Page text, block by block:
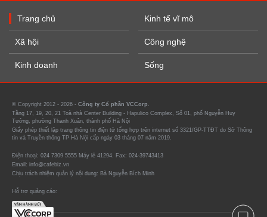
Trang chủ
Xã hội
Kinh doanh
Kinh tế vĩ mô
Công nghệ
Sống
© Copyright 2012 - 2026 - Công ty Cổ phần VCCorp.
Tầng 17, 19, 20, 21 Toà nhà Center Building - Hapulico Complex, Số 01, phố Nguyễn Huy
Tưởng, phường Thanh Xuân, thành phố Hà Nội
Giấy phép thiết lập trang thông tin điện tử tổng hợp trên internet số 3321/GP-TTĐT do Sở Thông
tin và Truyền thông TP Hà Nội cấp ngày 03 tháng 07 năm 2019.
Điện thoại: 024 7309 5555 Máy lẻ 41294. Fax: 024-39743413
Email: info@cafebiz.vn
Chịu trách nhiệm quản lý nội dung: Bà Nguyễn Bích Minh
Hỗ trợ quảng cáo: